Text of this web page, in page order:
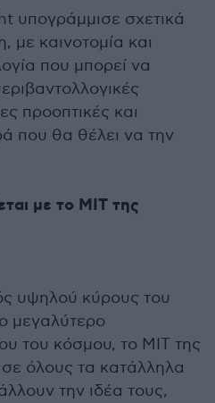
υπογράμμισε σχετικά
με καινοτομία και
που μπορεί να
προοπτικές και
που θα θέλει να την
με το ΜΙΤ της
υψηλού κύρους του
μεγαλύτερο
του κόσμου, το ΜΙΤ της
όλους τα κατάλληλα
την ιδέα τους,